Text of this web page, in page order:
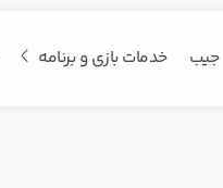
جیب خدمات بازی و برنامه